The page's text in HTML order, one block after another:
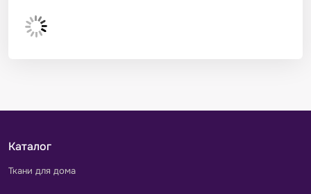
Каталог
Ткани для дома